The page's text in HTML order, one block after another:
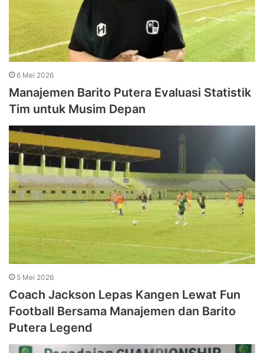
6 Mei 2026
Manajemen Barito Putera Evaluasi Statistik
Tim untuk Musim Depan
5 Mei 2026
Coach Jackson Lepas Kangen Lewat Fun
Football Bersama Manajemen dan Barito
Putera Legend